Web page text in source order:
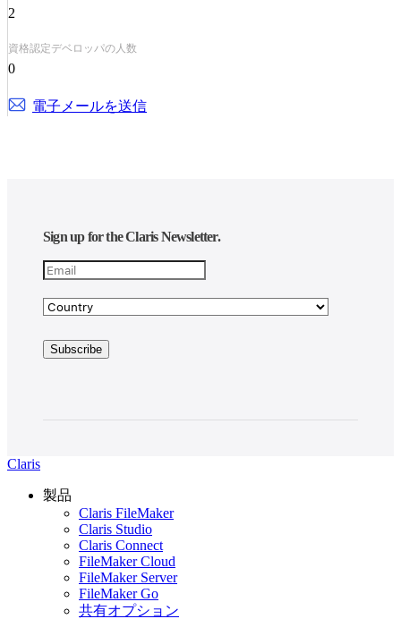
2
資格認定デベロッパの人数
0
電子メールを送信
Sign up for the Claris Newsletter.
Claris
製品
Claris FileMaker
Claris Studio
Claris Connect
FileMaker Cloud
FileMaker Server
FileMaker Go
共有オプション